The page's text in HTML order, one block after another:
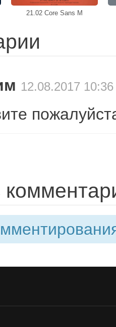
21.02 Core Sans M
12.08.2017 10:36